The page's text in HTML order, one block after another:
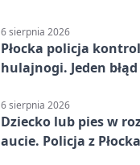
6 sierpnia 2026
Płocka policja
hulajnogi. Jeden
6 sierpnia 2026
Dziecko lub pies w
aucie. Policja z